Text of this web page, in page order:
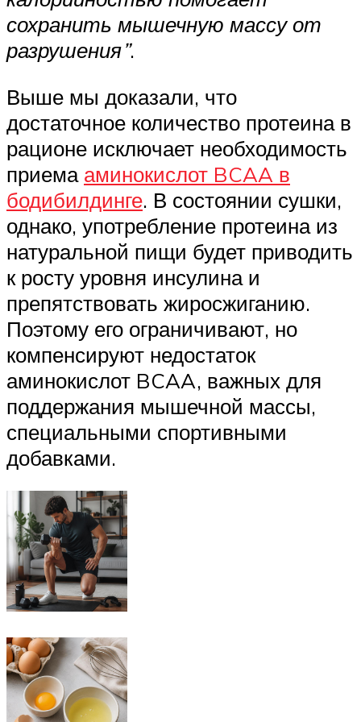
сохранить мышечную массу от
разрушения”.
Выше мы доказали, что
достаточное количество протеина в
рационе исключает необходимость
приема аминокислот BCAA в
бодибилдинге. В состоянии сушки,
однако, употребление протеина из
натуральной пищи будет приводить
к росту уровня инсулина и
препятствовать жиросжиганию.
Поэтому его ограничивают, но
компенсируют недостаток
аминокислот BCAA, важных для
поддержания мышечной массы,
специальными спортивными
добавками.